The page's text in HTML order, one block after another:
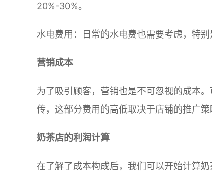
20%-30%。
水电费用：日常的水电费也需要考虑，特
营销成本
为了吸引顾客，营销也是不可忽视的成本
传，这部分费用的高低取决于店铺的推广策
奶茶店的利润计算
在了解了成本构成后，我们可以开始计算